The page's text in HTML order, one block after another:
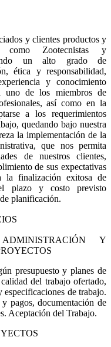
y clientes productos y
como Zootecnistas y
un alto grado de
ética y responsabilidad,
y conocimiento
uno de los miembros de
así como en la
a los requerimientos
quedando bajo nuestra
la implementación de la
que nos permita
de nuestros clientes,
de sus expectativas
la finalización exitosa de
plazo y costo previsto
planificación.
Y
presupuesto y planes de
del trabajo ofertado,
especificaciones de trabajo.
pagos, documentación de
Aceptación del Trabajo.